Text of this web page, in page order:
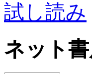
試し読み
ネット